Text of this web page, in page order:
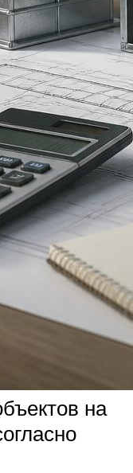
на